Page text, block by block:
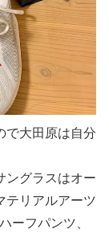
で大田原は自分
ングラスはオー
テリアルアーツ
ーフパンツ、